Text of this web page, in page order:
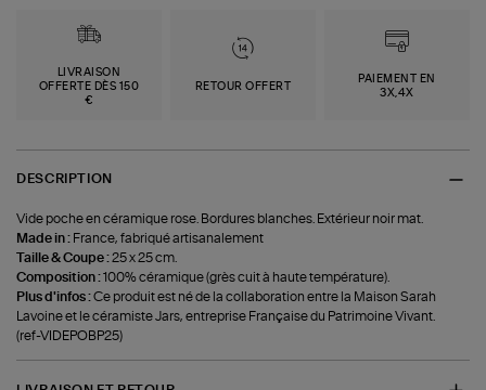
LIVRAISON
OFFERTE DÈS 150
€
RETOUR OFFERT
PAIEMENT EN
3X,4X
DESCRIPTION
Vide poche en céramique rose. Bordures blanches. Extérieur noir mat.
Made in : France, fabriqué artisanalement
Taille & Coupe :25 x 25 cm.
Composition :100% céramique (grès cuit à haute température).
Plus d'infos :Ce produit est né de la collaboration entre la Maison Sarah
Lavoine et le céramiste Jars, entreprise Française du Patrimoine Vivant.
(ref-VIDEPOBP25)